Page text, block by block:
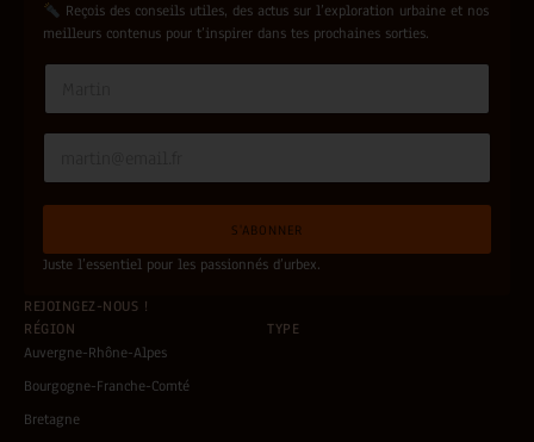
Reçois des conseils utiles, des actus sur l’exploration urbaine et nos
meilleurs contenus pour t’inspirer dans tes prochaines sorties.
i
N
m
e
E
a
i
*
S'ABONNER
Juste l’essentiel pour les passionnés d’urbex.
REJOINGEZ-NOUS !
RÉGION
Auvergne-Rhône-Alpes
Bourgogne-Franche-Comté
Bretagne
TYPE